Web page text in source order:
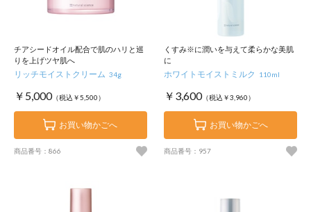
チアシードオイル配合で肌のハリと巡
りを上げツヤ肌へ
リッチモイストクリーム 34g
￥5,000（税込￥5,500）
お買い物かごへ
商品番号：866
くすみ※に潤いを与えて柔らかな美肌
に
ホワイトモイストミルク 110ml
￥3,600（税込￥3,960）
お買い物かごへ
商品番号：957